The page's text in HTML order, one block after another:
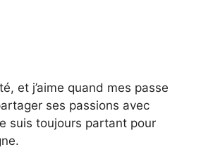
et j’aime quand mes passe
ses passions avec
suis toujours partant pour